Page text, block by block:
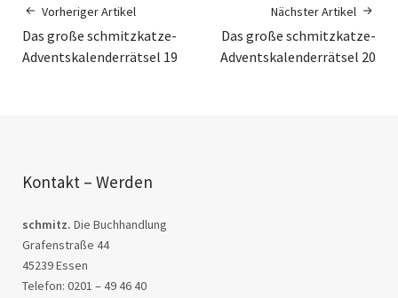
Vorheriger Artikel
Das große schmitzkatze-
Adventskalenderrätsel 19
Nächster Artikel
Das große schmitzkatze-
Adventskalenderrätsel 20
Kontakt – Werden
schmitz. Die Buchhandlung
Grafenstraße 44
45239 Essen
Telefon: 0201 – 49 46 40